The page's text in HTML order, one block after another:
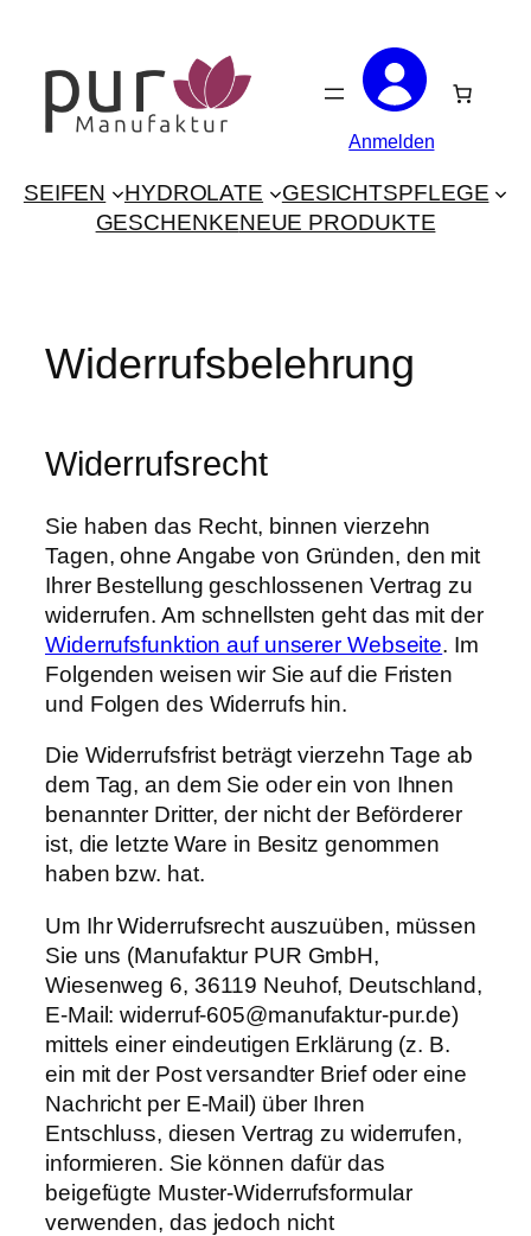
springen
Anmelden
SEIFEN HYDROLATE
GESICHTSPFLEGE
GESCHENKENEUE PRODUKTE
Widerrufsbelehrung
Widerrufsrecht
Sie haben das Recht, binnen vierzehn
Tagen, ohne Angabe von Gründen, den mit
Ihrer Bestellung geschlossenen Vertrag zu
widerrufen. Am schnellsten geht das mit der
Widerrufsfunktion auf unserer Webseite. Im
Folgenden weisen wir Sie auf die Fristen
und Folgen des Widerrufs hin.
Die Widerrufsfrist beträgt vierzehn Tage ab
dem Tag, an dem Sie oder ein von Ihnen
benannter Dritter, der nicht der Beförderer
ist, die letzte Ware in Besitz genommen
haben bzw. hat.
Um Ihr Widerrufsrecht auszuüben, müssen
Sie uns (Manufaktur PUR GmbH,
Wiesenweg 6, 36119 Neuhof, Deutschland,
E-Mail: widerruf-605@manufaktur-pur.de)
mittels einer eindeutigen Erklärung (z. B.
ein mit der Post versandter Brief oder eine
Nachricht per E-Mail) über Ihren
Entschluss, diesen Vertrag zu widerrufen,
informieren. Sie können dafür das
beigefügte Muster-Widerrufsformular
verwenden, das jedoch nicht